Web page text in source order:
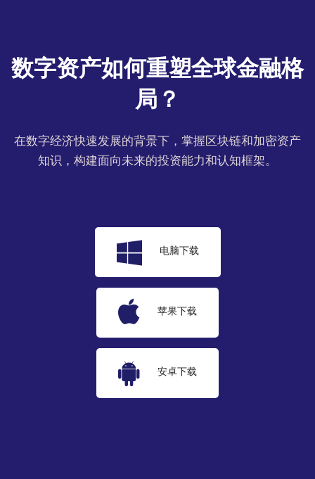
数字资产如何重塑全球金融格
局？
在数字经济快速发展的背景下，掌握区块链和加密资产
知识，构建面向未来的投资能力和认知框架。
电脑下载
苹果下载
安卓下载